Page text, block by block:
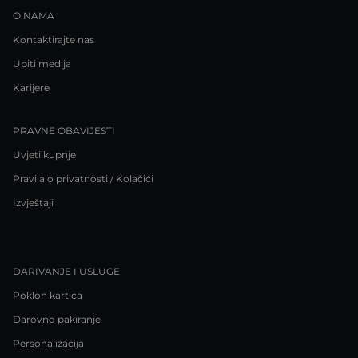
O NAMA
Kontaktirajte nas
Upiti medija
Karijere
PRAVNE OBAVIJESTI
Uvjeti kupnje
Pravila o privatnosti / Kolačići
Izvještaji
DARIVANJE I USLUGE
Poklon kartica
Darovno pakiranje
Personalizacija